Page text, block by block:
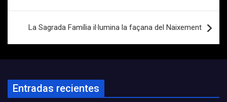
La Sagrada Família il·lumina la façana del Naixement
Entradas recientes